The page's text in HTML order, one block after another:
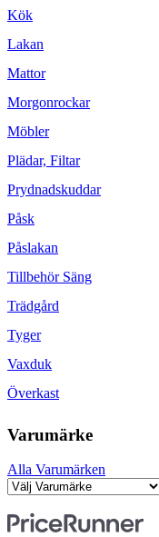
Kök
Lakan
Mattor
Morgonrockar
Möbler
Plädar, Filtar
Prydnadskuddar
Påsk
Påslakan
Tillbehör Säng
Trädgård
Tyger
Vaxduk
Överkast
Varumärke
Alla Varumärken